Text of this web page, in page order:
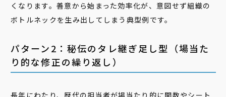
くなります。善意から始まった効率化が、意図せず組織の
ボトルネックを生み出してしまう典型例です。
パターン2：秘伝のタレ継ぎ足し型（場当た
り的な修正の繰り返し）
長年にわたり、歴代の担当者が場当たり的に関数やシート